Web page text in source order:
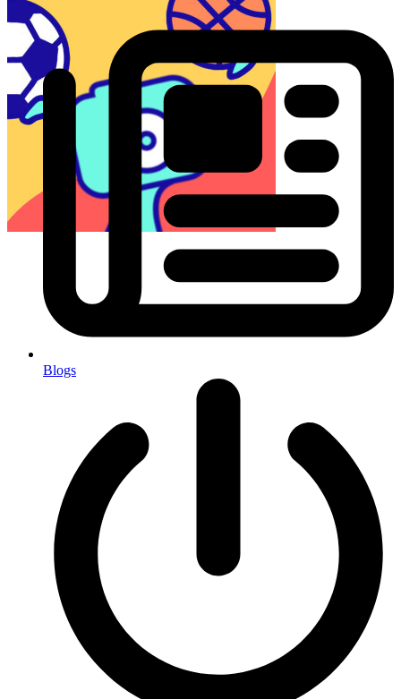
Blogs